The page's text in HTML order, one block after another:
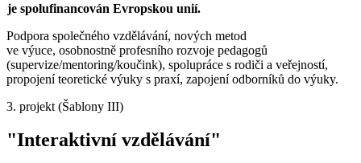
je spolufinancován Evropskou unií.
Podpora společného vzdělávání, nových metod
ve výuce, osobnostně profesního rozvoje pedagogů
(supervize/mentoring/koučink), spolupráce s rodiči a veřejností,
propojení teoretické výuky s praxí, zapojení odborníků do výuky.
3. projekt (Šablony III)
"Interaktivní vzdělávání"